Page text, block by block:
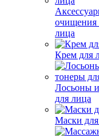
очищения
лица
Крем для
Лосьоны
для лица
Маски